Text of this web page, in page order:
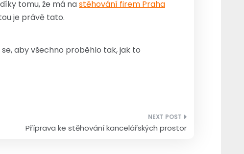
tomu, že má nastěhování firem Praha
je právě tato.
aby všechno proběhlo tak, jak to
Příprava ke stěhování kancelářských prostor